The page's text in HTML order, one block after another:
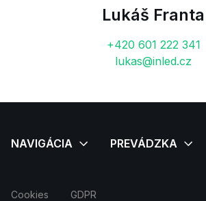
Lukáš Franta
+420 601 222 341
lukas@inled.cz
Cookies GDPR